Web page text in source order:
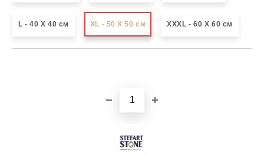
L - 40 X 40 см XL - 50 X 50 см XXXL - 60 X 60 см